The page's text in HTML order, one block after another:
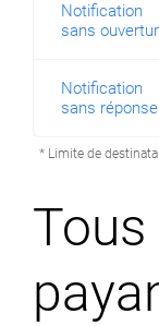
Notification
sans
Notification
sans réponse
* Limite de